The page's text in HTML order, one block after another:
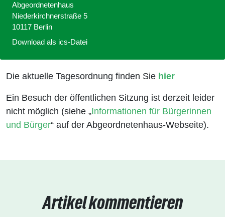
Die aktuelle Tagesordnung finden Sie hier
Ein Besuch der öffentlichen Sitzung ist derzeit leider
nicht möglich (siehe „Informationen für Bürgerinnen
und Bürger“ auf der Abgeordnetenhaus-Webseite).
Abgeordnetenhaus
Niederkirchnerstraße 5
10117 Berlin
Download als ics-Datei
Artikel kommentieren